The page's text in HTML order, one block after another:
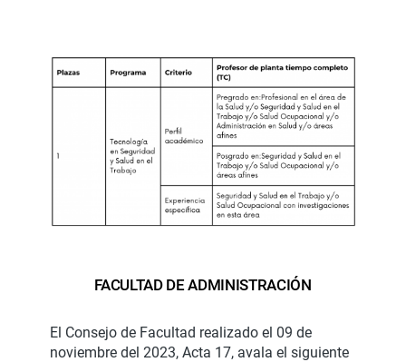
FACULTAD DE ADMINISTRACIÓN
El Consejo de Facultad realizado el 09 de
noviembre del 2023, Acta 17, avala el siguiente